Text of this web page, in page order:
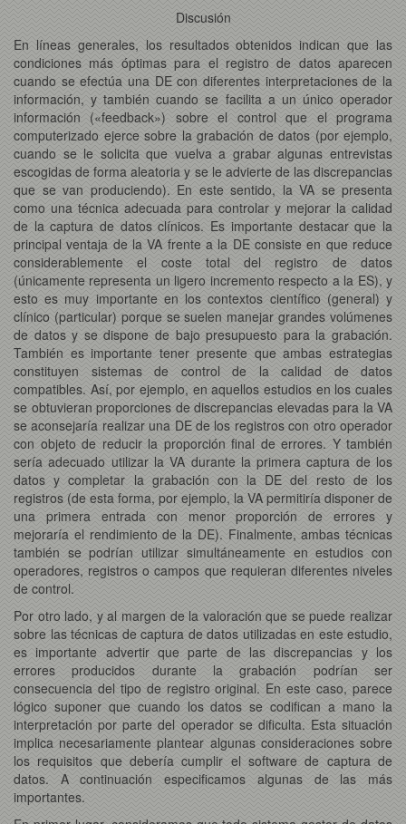
Discusión
En líneas generales, los resultados obtenidos indican que las
condiciones más óptimas para el registro de datos aparecen
cuando se efectúa una DE con diferentes interpretaciones de la
información, y también cuando se facilita a un único operador
información («feedback») sobre el control que el programa
computerizado ejerce sobre la grabación de datos (por ejemplo,
cuando se le solicita que vuelva a grabar algunas entrevistas
escogidas de forma aleatoria y se le advierte de las discrepancias
que se van produciendo). En este sentido, la VA se presenta
como una técnica adecuada para controlar y mejorar la calidad
de la captura de datos clínicos. Es importante destacar que la
principal ventaja de la VA frente a la DE consiste en que reduce
considerablemente el coste total del registro de datos
(únicamente representa un ligero incremento respecto a la ES), y
esto es muy importante en los contextos científico (general) y
clínico (particular) porque se suelen manejar grandes volúmenes
de datos y se dispone de bajo presupuesto para la grabación.
También es importante tener presente que ambas estrategias
constituyen sistemas de control de la calidad de datos
compatibles. Así, por ejemplo, en aquellos estudios en los cuales
se obtuvieran proporciones de discrepancias elevadas para la VA
se aconsejaría realizar una DE de los registros con otro operador
con objeto de reducir la proporción final de errores. Y también
sería adecuado utilizar la VA durante la primera captura de los
datos y completar la grabación con la DE del resto de los
registros (de esta forma, por ejemplo, la VA permitiría disponer de
una primera entrada con menor proporción de errores y
mejoraría el rendimiento de la DE). Finalmente, ambas técnicas
también se podrían utilizar simultáneamente en estudios con
operadores, registros o campos que requieran diferentes niveles
de control.
Por otro lado, y al margen de la valoración que se puede realizar
sobre las técnicas de captura de datos utilizadas en este estudio,
es importante advertir que parte de las discrepancias y los
errores producidos durante la grabación podrían ser
consecuencia del tipo de registro original. En este caso, parece
lógico suponer que cuando los datos se codifican a mano la
interpretación por parte del operador se dificulta. Esta situación
implica necesariamente plantear algunas consideraciones sobre
los requisitos que debería cumplir el software de captura de
datos. A continuación especificamos algunas de las más
importantes.